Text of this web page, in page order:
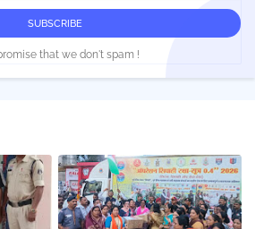
that we don't spam !